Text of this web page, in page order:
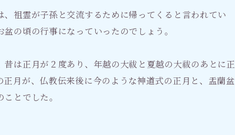
、祖霊が子孫と交流するために帰ってくると言われてい
の頃の行事になっていったのでしょう。
は正月が２度あり、年越の大祓と夏越の大祓のあとに正
正月が、仏教伝来後に今のような神道式の正月と、盂蘭盆
とでした。